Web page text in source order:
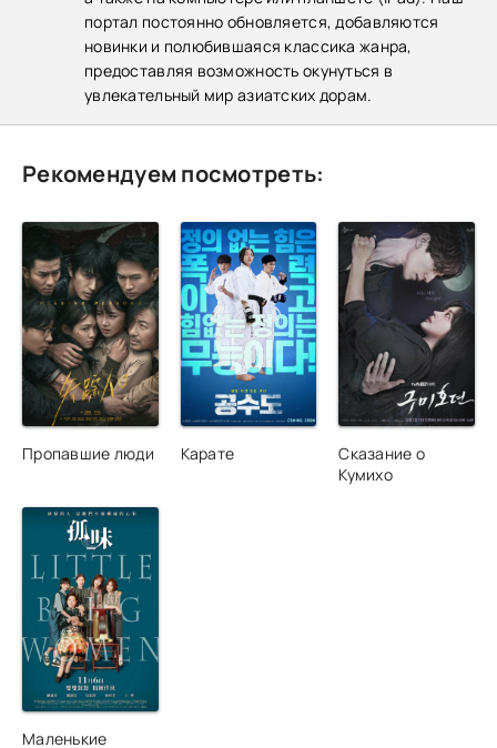
портал постоянно обновляется, добавляются
новинки и полюбившаяся классика жанра,
предоставляя возможность окунуться в
увлекательный мир азиатских дорам.
Рекомендуем посмотреть:
Пропавшие люди Карате
Сказание о
Кумихо
Маленькие